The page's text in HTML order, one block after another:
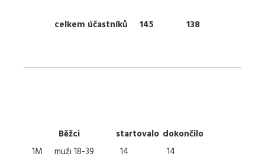
celkem účastníků 145 138
Běžci startovalo dokončilo
1M
muži 18-39 14
14